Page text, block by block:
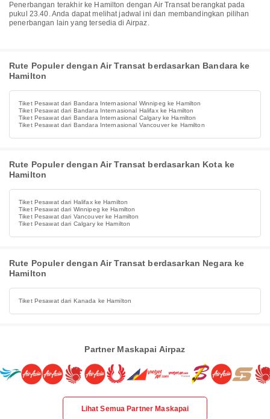
Penerbangan terakhir ke Hamilton dengan Air Transat berangkat pada
pukul 23.40. Anda dapat melihat jadwal ini dan membandingkan pilihan
penerbangan lain yang tersedia di Airpaz.
Rute Populer dengan Air Transat berdasarkan Bandara ke
Hamilton
Tiket Pesawat dari Bandara Internasional Winnipeg ke Hamilton
Tiket Pesawat dari Bandara Internasional Halifax ke Hamilton
Tiket Pesawat dari Bandara Internasional Calgary ke Hamilton
Tiket Pesawat dari Bandara Internasional Vancouver ke Hamilton
Rute Populer dengan Air Transat berdasarkan Kota ke
Hamilton
Tiket Pesawat dari Halifax ke Hamilton
Tiket Pesawat dari Winnipeg ke Hamilton
Tiket Pesawat dari Vancouver ke Hamilton
Tiket Pesawat dari Calgary ke Hamilton
Rute Populer dengan Air Transat berdasarkan Negara ke
Hamilton
Tiket Pesawat dari Kanada ke Hamilton
Partner Maskapai Airpaz
Lihat Semua Partner Maskapai